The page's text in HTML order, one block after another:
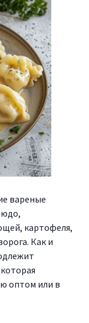
вареные
картофеля,
Как и
оптом или в